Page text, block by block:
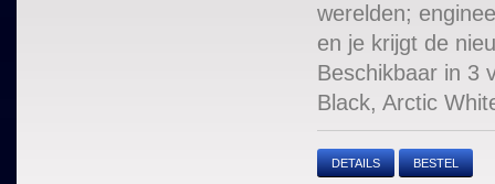
werelden;
en je krijgt de
Beschikbaar in 3
Black, Arctic
DETAILS BESTEL